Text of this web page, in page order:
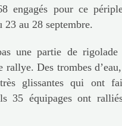
engagés pour ce
23 au 28 septembre.
une partie de rigolade
rallye. Des trombes
glissantes qui ont
35 équipages ont